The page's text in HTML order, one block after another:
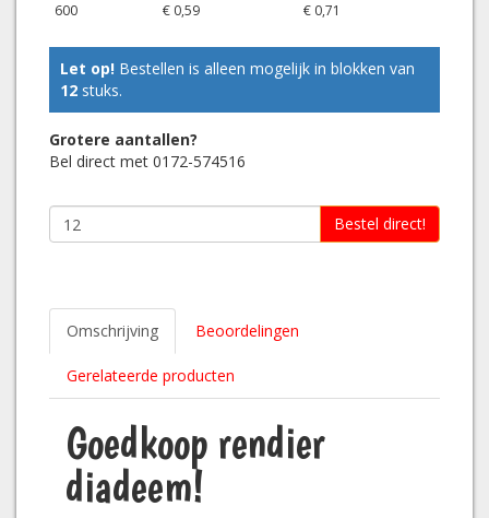
600
€ 0,59 € 0,71
Let op! Bestellen is alleen mogelijk in blokken van
12 stuks.
Grotere aantallen?
Bel direct met 0172-574516
Bestel direct!
Omschrijving Beoordelingen
Gerelateerde producten
Goedkoop rendier
diadeem!